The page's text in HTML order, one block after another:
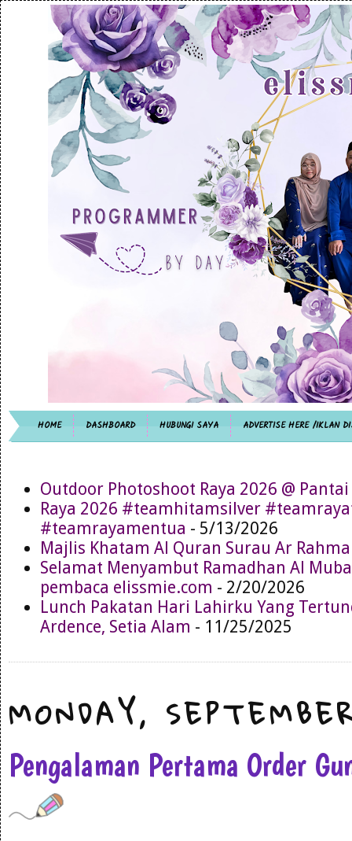
HOME DASHBOARD HUBUNGI SAYA ADVERTISE HERE /IKLAN
Outdoor Photoshoot Raya 2026 @ Pantai
Raya 2026 #teamhitamsilver
#teamrayamentua - 5/13/2026
Majlis Khatam Al Quran Surau Ar
Selamat Menyambut Ramadhan Al
pembaca elissmie.com - 2/20/2026
Lunch Pakatan Hari Lahirku Yang
Ardence, Setia Alam - 11/25/2025
MONDAY,
Pengalaman Pertama Order